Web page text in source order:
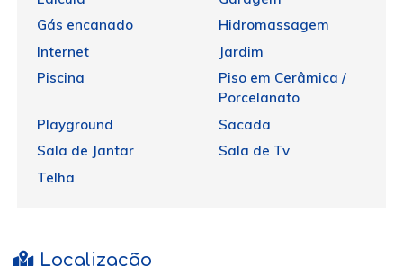
Gás encanado
Hidromassagem
Internet
Jardim
Piscina
Piso em Cerâmica /
Porcelanato
Playground
Sacada
Sala de Jantar
Sala de Tv
Telha
Localização